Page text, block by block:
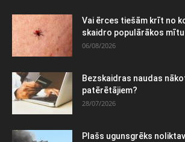
Vai ērces tiešām krīt no
skaidro populārākos
06/08/2026
Bezskaidras naudas
patērētājiem?
28/07/2026
Plašs ugunsgrēks